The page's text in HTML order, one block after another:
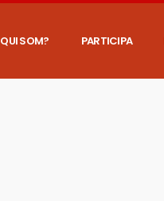
QUI SOM? PARTICIPA